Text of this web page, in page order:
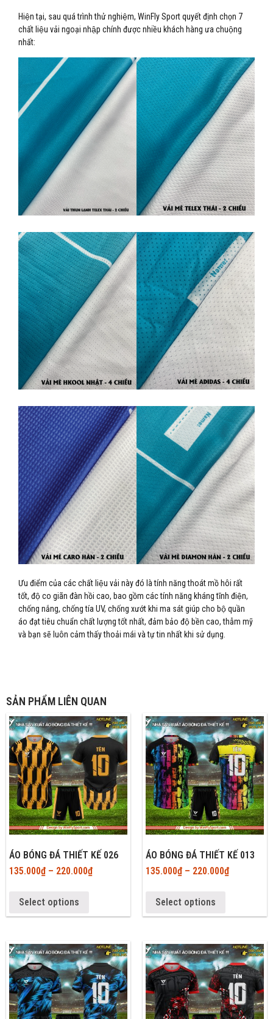
Hiện tại, sau quá trình thử nghiệm, WinFly Sport quyết định chọn 7
chất liệu vải ngoại nhập chính được nhiều khách hàng ưa chuộng
nhất:
Ưu điểm của các chất liệu vải này đó là tính năng thoát mồ hôi rất
tốt, độ co giãn đàn hồi cao, bao gồm các tính năng kháng tĩnh điện,
chống nắng, chống tía UV, chống xướt khi ma sát giúp cho bộ quần
áo đạt tiêu chuẩn chất lượng tốt nhất, đảm bảo độ bền cao, thẫm mỹ
và bạn sẽ luôn cảm thấy thoải mái và tự tin nhất khi sử dụng.
SẢN PHẨM LIÊN QUAN
ÁO BÓNG ĐÁ THIẾT KẾ 026
135.000₫– 220.000₫
Select options
ÁO BÓNG ĐÁ THIẾT KẾ 013
135.000₫– 220.000₫
Select options